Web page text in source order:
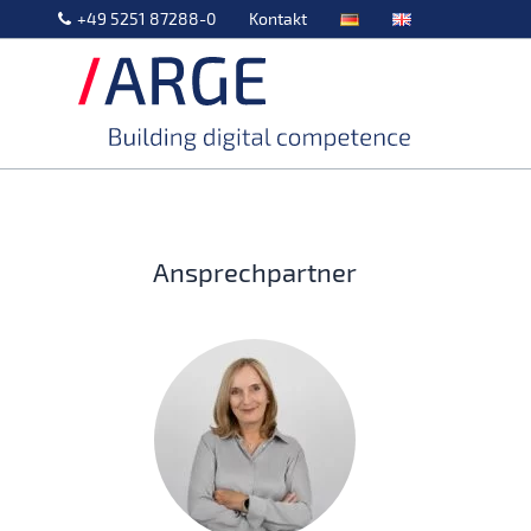
+49 5251 87288-0 Kontakt
Ansprechpartner